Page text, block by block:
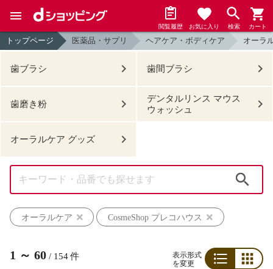
閲覧履歴 お気に入り 検索 カート
トップページ 医薬品・サプリ ヘアケア・ボディケア オーラ
歯ブラシ 歯間ブラシ
歯磨き粉
デンタルリンス マウス
ウォッシュ
オーラルケア グッズ
オーラルケア
CosmeShop プレコハウス
1 ～ 60 / 154件
表示形式
を変更